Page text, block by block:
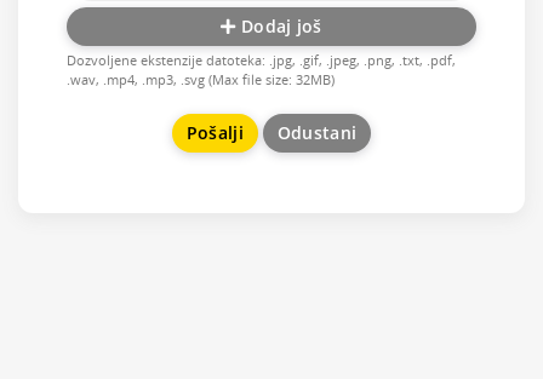
Dodaj još
Dozvoljene ekstenzije datoteka: .jpg, .gif, .jpeg, .png, .txt, .pdf,
.wav, .mp4, .mp3, .svg (Max file size: 32MB)
Odustani